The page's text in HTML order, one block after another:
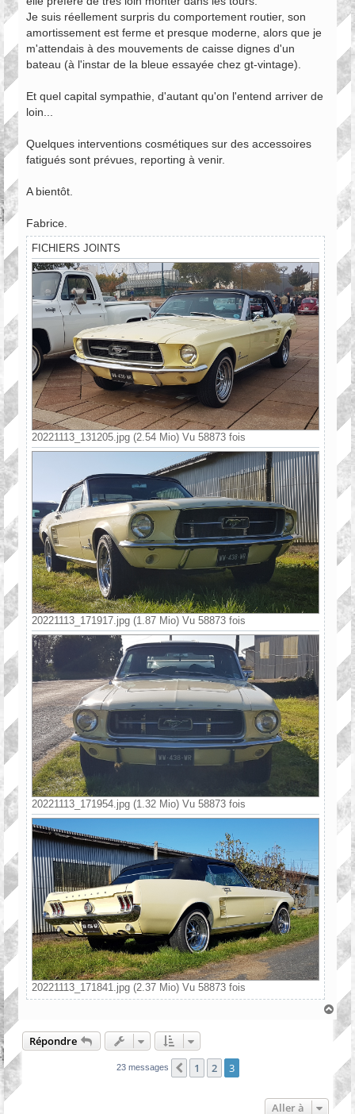
Je suis réellement surpris du comportement routier, son
amortissement est ferme et presque moderne, alors que je
m'attendais à des mouvements de caisse dignes d'un
bateau (à l'instar de la bleue essayée chez gt-vintage).
Et quel capital sympathie, d'autant qu'on l'entend arriver de
loin...
Quelques interventions cosmétiques sur des accessoires
fatigués sont prévues, reporting à venir.
A bientôt.
Fabrice.
FICHIERS JOINTS
20221113_131205.jpg (2.54 Mio) Vu 58873 fois
20221113_171917.jpg (1.87 Mio) Vu 58873 fois
20221113_171954.jpg (1.32 Mio) Vu 58873 fois
20221113_171841.jpg (2.37 Mio) Vu 58873 fois
H
a
t
Répondre
23 messages Précédente
1 2 3
Aller à